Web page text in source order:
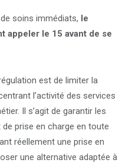
soins immédiats, le
appeler le 15 avant de se
est de limiter la
l’activité des services
Il s’agit de garantir les
prise en charge en toute
réellement une prise en
une alternative adaptée à